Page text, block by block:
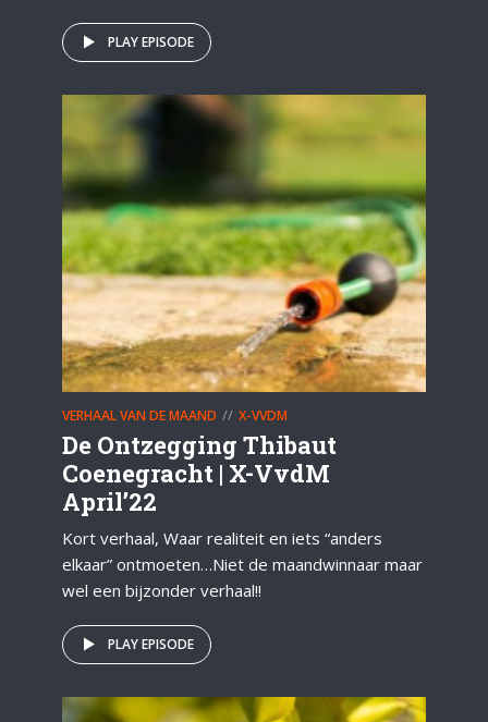
PLAY EPISODE
VERHAAL VAN DE MAAND X-VVDM
De Ontzegging Thibaut
Coenegracht | X-VvdM
April’22
Kort verhaal, Waar realiteit en iets “anders
elkaar” ontmoeten…Niet de maandwinnaar maar
wel een bijzonder verhaal!!
PLAY EPISODE